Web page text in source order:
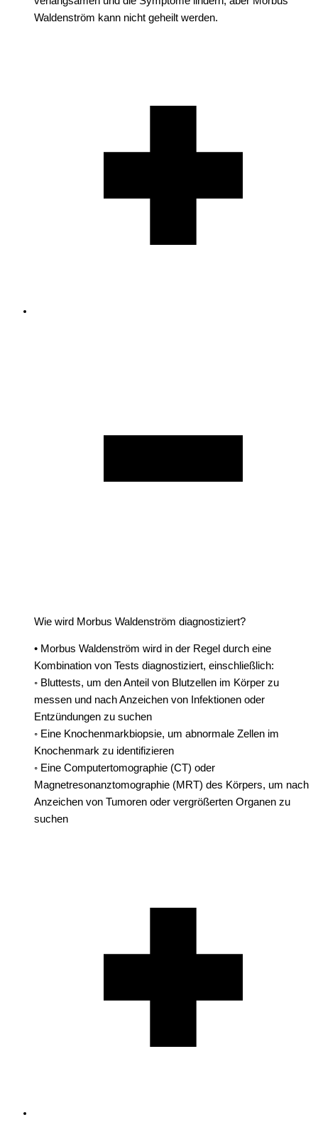
Waldenström kann nicht geheilt werden.
Wie wird Morbus Waldenström diagnostiziert?
• Morbus Waldenström wird in der Regel durch eine
Kombination von Tests diagnostiziert, einschließlich:
◦ Bluttests, um den Anteil von Blutzellen im Körper zu
messen und nach Anzeichen von Infektionen oder
Entzündungen zu suchen
◦ Eine Knochenmarkbiopsie, um abnormale Zellen im
Knochenmark zu identifizieren
◦ Eine Computertomographie (CT) oder
Magnetresonanztomographie (MRT) des Körpers, um nach
Anzeichen von Tumoren oder vergrößerten Organen zu
suchen